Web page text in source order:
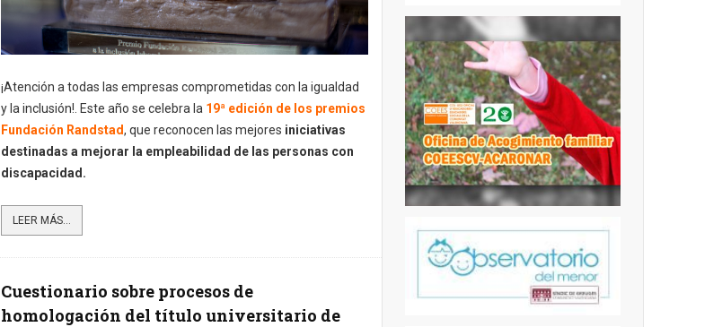
¡Atención a todas las empresas comprometidas con la igualdad
y la inclusión!. Este año se celebra la 19ª edición de los premios
Fundación Randstad, que reconocen las mejores iniciativas
destinadas a mejorar la empleabilidad de las personas con
discapacidad.
LEER MÁS...
Cuestionario sobre procesos de
homologación del título universitario de